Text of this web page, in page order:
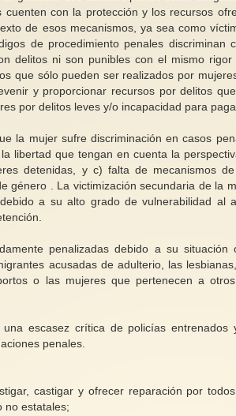
con la protección y los recursos
de esos mecanismos, ya sea como
de procedimiento penales discriminan
delitos ni son punibles con el mismo
que sólo pueden ser realizados por
y proporcionar recursos por delitos
por delitos leves y/o incapacidad para
la mujer sufre discriminación en casos
libertad que tengan en cuenta la
detenidas, y c) falta de mecanismos
género . La victimización secundaria de la
a su alto grado de vulnerabilidad al
penalizadas debido a su
acusadas de adulterio, las
o las mujeres que pertenecen a
escasez crítica de policías
penales.
castigar y ofrecer reparación por
no estatales;